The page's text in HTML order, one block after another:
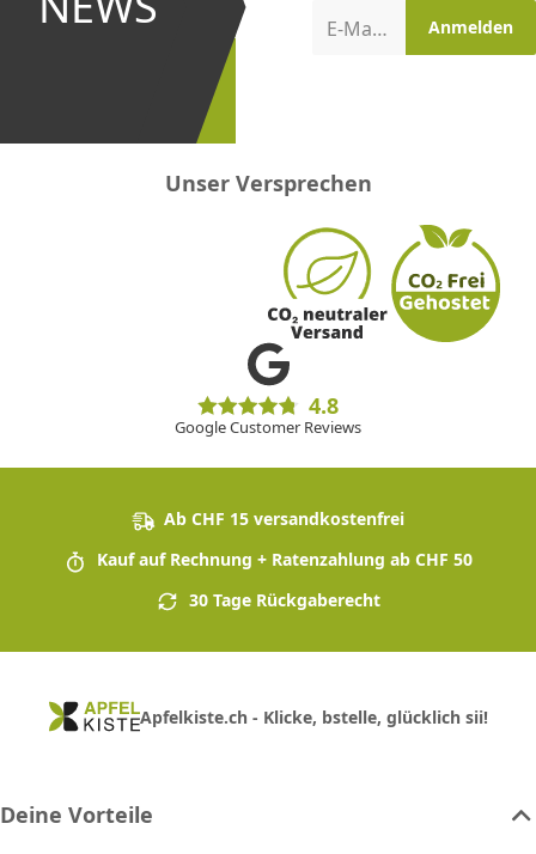
Aktionen
E-Mail-Adresse Anmelden
Unser Versprechen
4.8
Google Customer Reviews
Ab CHF 15 versandkostenfrei
Kauf auf Rechnung + Ratenzahlung ab CHF 50
30 Tage Rückgaberecht
Apfelkiste.ch - Klicke, bstelle, glücklich sii!
Deine Vorteile